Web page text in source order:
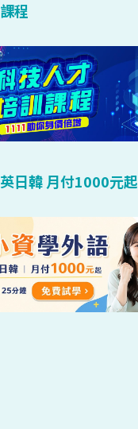
程
日韓 月付1000元起